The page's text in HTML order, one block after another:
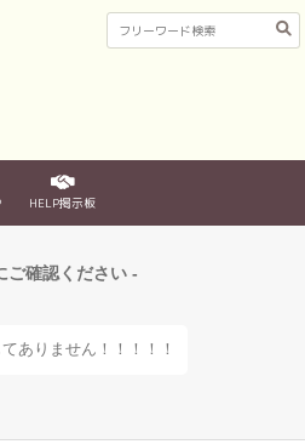
HELP掲示板
ご確認ください -
ありません！！！！！